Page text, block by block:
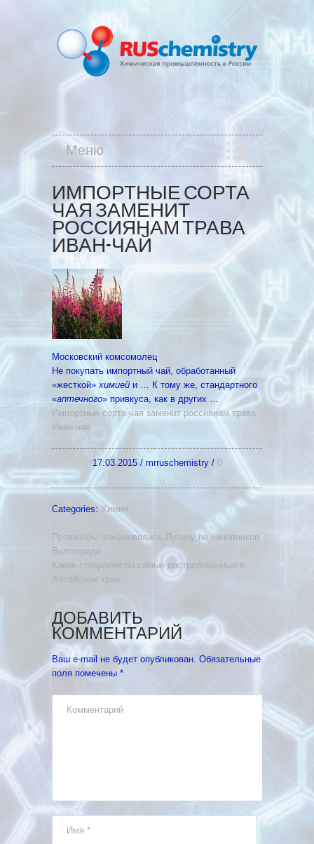
Меню
ИМПОРТНЫЕ СОРТА
ЧАЯ ЗАМЕНИТ
РОССИЯНАМ ТРАВА
ИВАН-ЧАЙ
Московский комсомолец
Не покупать импортный чай, обработанный
«жесткой»химией и … К тому же, стандартного
«аптечного» привкуса, как в других …
Импортные сорта чая заменит россиянам трава
Иван-чай
17.03.2015/ mrruschemistry/ 0
Categories: Химия
Провизоры пожаловались Путину на чиновников
Волгограда
Какие специалисты самые востребованные в
Алтайском крае
ДОБАВИТЬ
КОММЕНТАРИЙ
Ваш e-mail не будет опубликован. Обязательные
поля помечены *
Комментарий
Имя *